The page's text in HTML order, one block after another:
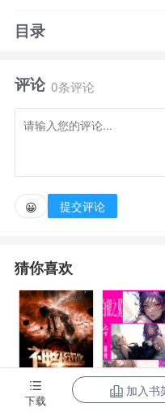
透人性，仍存善念在心中
有人蒙蔽双眼，任由贪
走向它的每一步，都是
松愉快的小说哟~看我诚
目录
评论 0条评论
😀 提交评论
猜你喜欢
神级进化 亡者之路前
下载
加入书